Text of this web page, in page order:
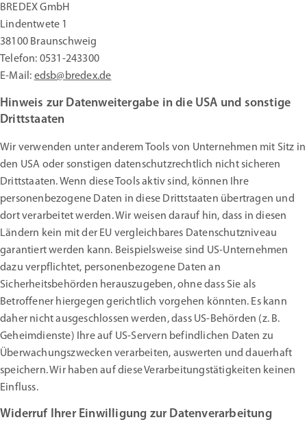
BREDEX GmbH
Lindentwete 1
38100 Braunschweig
Telefon: 0531-243300
E-Mail: edsb@bredex.de
Hinweis zur Datenweitergabe in die USA und sonstige
Drittstaaten
Wir verwenden unter anderem Tools von Unternehmen mit Sitz in
den USA oder sonstigen datenschutzrechtlich nicht sicheren
Drittstaaten. Wenn diese Tools aktiv sind, können Ihre
personenbezogene Daten in diese Drittstaaten übertragen und
dort verarbeitet werden. Wir weisen darauf hin, dass in diesen
Ländern kein mit der EU vergleichbares Datenschutzniveau
garantiert werden kann. Beispielsweise sind US-Unternehmen
dazu verpflichtet, personenbezogene Daten an
Sicherheitsbehörden herauszugeben, ohne dass Sie als
Betroffener hiergegen gerichtlich vorgehen könnten. Es kann
daher nicht ausgeschlossen werden, dass US-Behörden (z. B.
Geheimdienste) Ihre auf US-Servern befindlichen Daten zu
Überwachungszwecken verarbeiten, auswerten und dauerhaft
speichern. Wir haben auf diese Verarbeitungstätigkeiten keinen
Einfluss.
Widerruf Ihrer Einwilligung zur Datenverarbeitung